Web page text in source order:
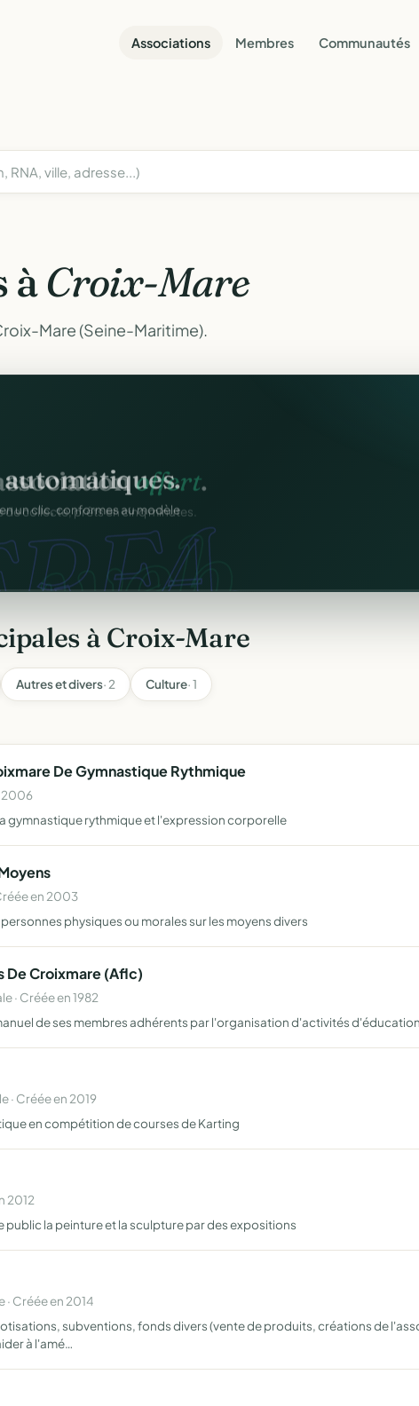
Associations Membres Communautés
àCroix-Mare
Mare (Seine-Maritime).
web.
offert.
collecte, prêts en cinq minutes.
à Croix-Mare
Autres et divers· 2 Culture· 1
De Gymnastique Rythmique
2006
gymnastique rythmique et l'expression corporelle
en 2003
physiques ou morales sur les moyens divers
De Croixmare (Aflc)
· Créée en 1982
de ses membres adhérents par l'organisation d'activités
· Créée en 2019
en compétition de courses de Karting
2012
public la peinture et la sculpture par des expositions
· Créée en 2014
subventions, fonds divers (vente de produits, créations de
à l'amé…